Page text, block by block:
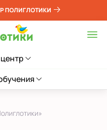
ПОЛИГЛОТИКИ